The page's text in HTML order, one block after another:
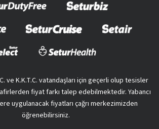
ve K.K.T.C. vatandaşları için geçerli olup tesisler
fiyat farkı talep edebilmektedir. Yabancı
uygulanacak fiyatları çağrı merkezimizden
öğrenebilirsiniz.